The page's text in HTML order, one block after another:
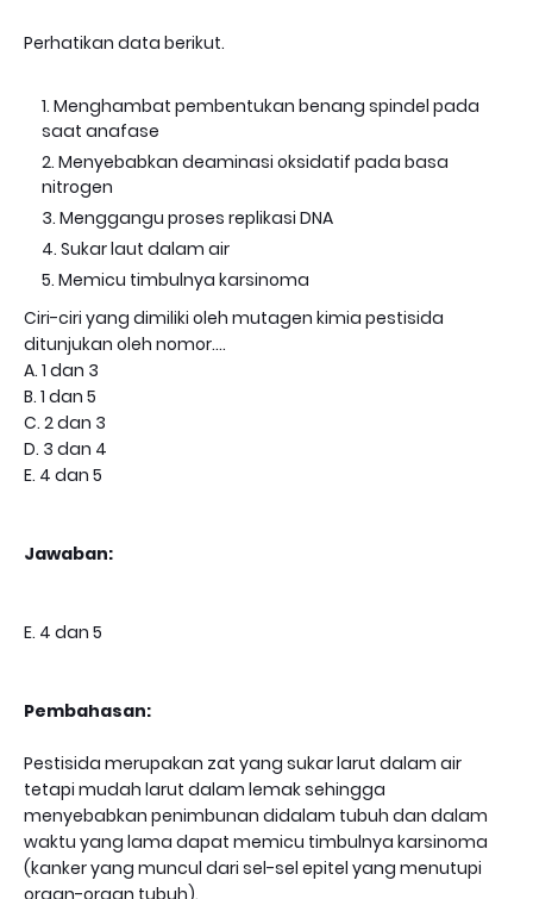
Perhatikan data berikut.
Menghambat pembentukan benang spindel pada
saat anafase
Menyebabkan deaminasi oksidatif pada basa
nitrogen
Menggangu proses replikasi DNA
Sukar laut dalam air
Memicu timbulnya karsinoma
Ciri-ciri yang dimiliki oleh mutagen kimia pestisida
ditunjukan oleh nomor....
A. 1 dan 3
B. 1 dan 5
C. 2 dan 3
D. 3 dan 4
E. 4 dan 5
Jawaban:
E. 4 dan 5
Pembahasan:
Pestisida merupakan zat yang sukar larut dalam air
tetapi mudah larut dalam lemak sehingga
menyebabkan penimbunan didalam tubuh dan dalam
waktu yang lama dapat memicu timbulnya karsinoma
(kanker yang muncul dari sel-sel epitel yang menutupi
organ-organ tubuh).